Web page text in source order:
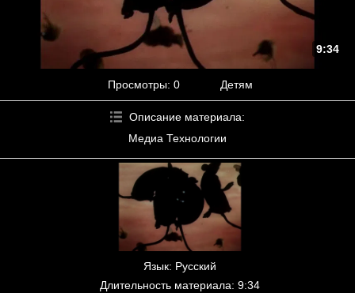
9:34
Просмотры: 0 Детям
Описание материала:
Медиа Технологии
Язык: Русский
Длительность материала: 9:34